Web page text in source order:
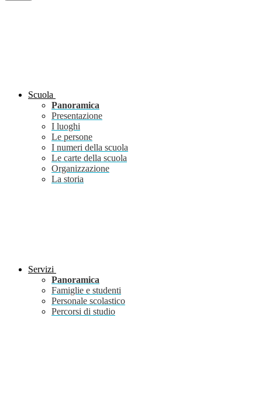
Scuola
Panoramica
Presentazione
I luoghi
Le persone
I numeri della scuola
Le carte della scuola
Organizzazione
La storia
Servizi
Panoramica
Famiglie e studenti
Personale scolastico
Percorsi di studio